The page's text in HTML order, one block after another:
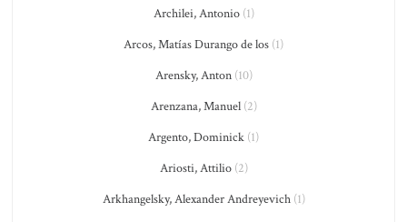
Archilei, Antonio(1)
Arcos, Matías Durango de los (1)
Arensky, Anton(10)
Arenzana, Manuel(2)
Argento, Dominick (1)
Ariosti, Attilio(2)
Arkhangelsky, Alexander Andreyevich(1)